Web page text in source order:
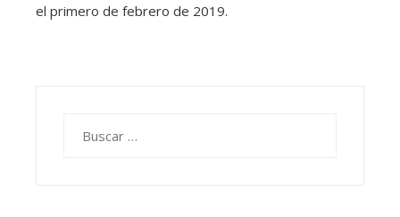
el primero de febrero de 2019.